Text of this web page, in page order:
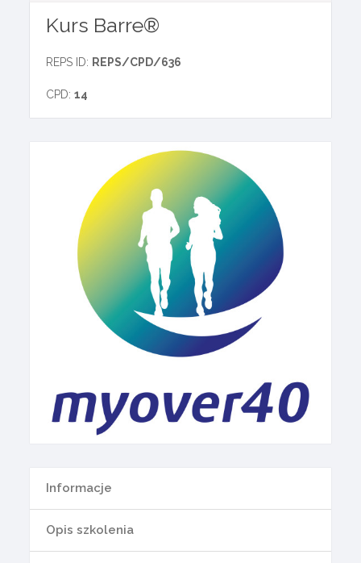
Kurs Barre®
REPS ID: REPS/CPD/636
CPD:14
Informacje
Opis szkolenia